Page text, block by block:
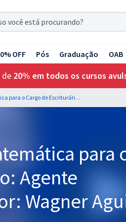
OFF Pós Graduação OAB
de 20% em todos os cursos
Banco do Brasil - Matemática para o Cargo de Escriturário: Agente Comercial - Professor: Wagner Aguiar
para
Agente
Wagner